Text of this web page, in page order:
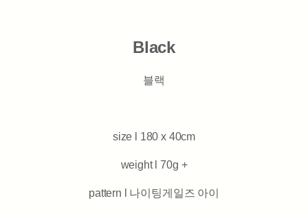
Black
블랙
size l 180 x 40cm
weight l 70g +
pattern l 나이팅게일즈 아이